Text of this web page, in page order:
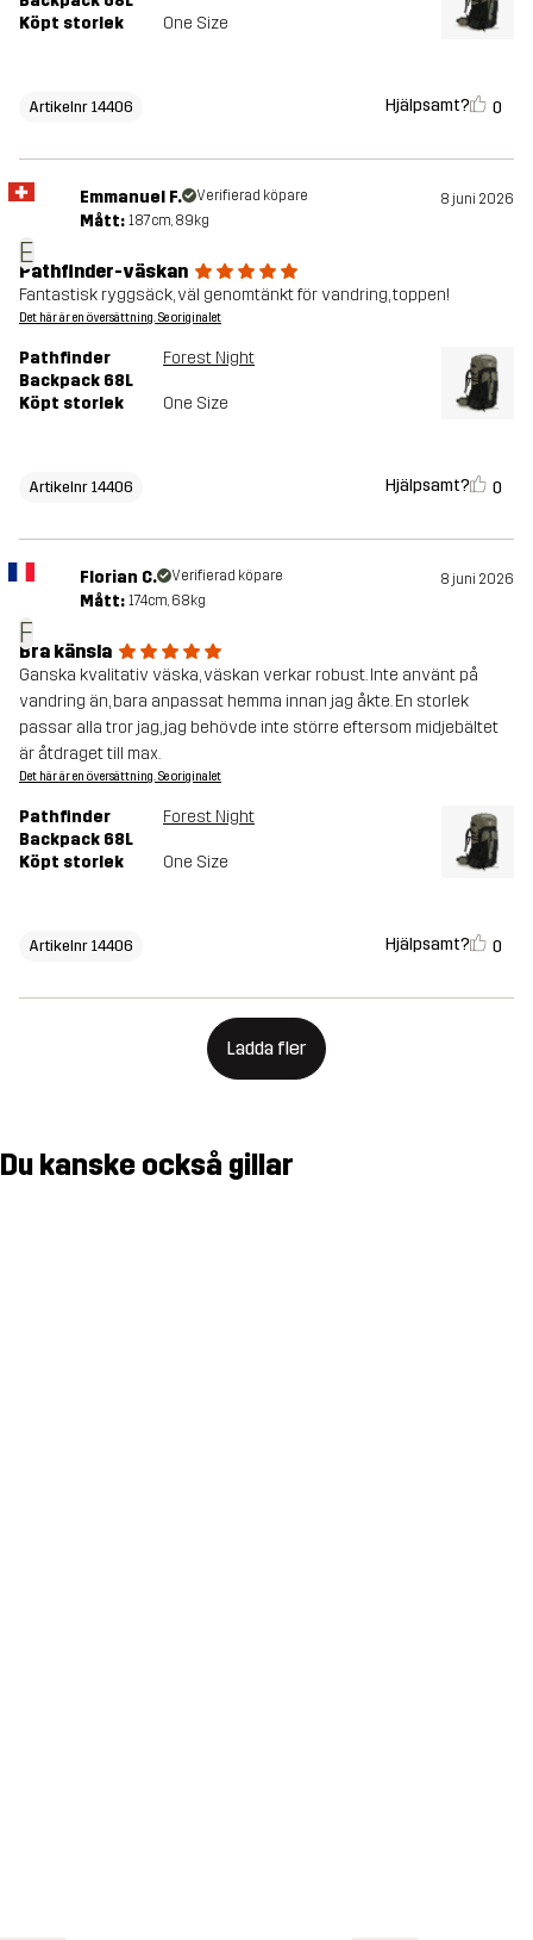
Köpt storlek One Size
Artikelnr 14406 Hjälpsamt? 0
E
Emmanuel F. Verifierad köpare 8 juni 2026
Mått: 187cm, 89kg
Pathfinder-väskan
Fantastisk ryggsäck, väl genomtänkt för vandring, toppen!
Det här är en översättning. Se originalet
Pathfinder
Backpack 68L
Forest Night
Köpt storlek One Size
Artikelnr 14406 Hjälpsamt? 0
F
Florian C. Verifierad köpare 8 juni 2026
Mått: 174cm, 68kg
Bra känsla
Ganska kvalitativ väska, väskan verkar robust. Inte använt på
vandring än, bara anpassat hemma innan jag åkte. En storlek
passar alla tror jag, jag behövde inte större eftersom midjebältet
är åtdraget till max.
Det här är en översättning. Se originalet
Pathfinder
Backpack 68L
Forest Night
Köpt storlek One Size
Artikelnr 14406 Hjälpsamt? 0
Ladda fler
Du kanske också gillar